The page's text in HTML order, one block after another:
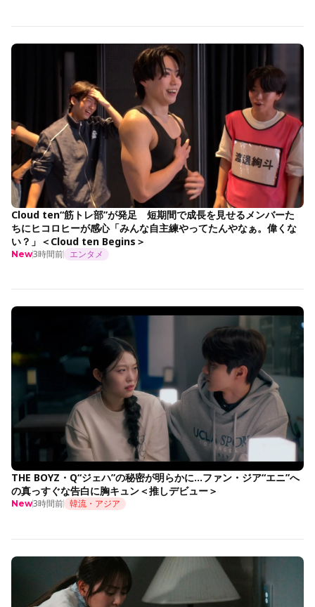
Cloud ten“筋トレ部”が発足 短期間で成長を見せるメンバーた
ちにヒコロヒーが感心「みんな自主練やってたんやなぁ。偉くな
い？」＜Cloud ten Begins＞
New3時間前 エンタメ
THE BOYZ・Q“ジェハ”の秘密が明らかに…ファン・ジア“エニ”へ
の真っすぐな告白に胸キュン＜推しデビュー＞
New3時間前 韓流・アジア